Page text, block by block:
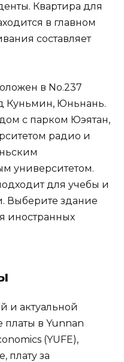
Квартира для
в главном
составляет
в No.237
Куньмин, Юньнань.
с парком Юэятан,
радио и
университетом.
для учебы и
Выберите здание
иностранных
и актуальной
платы в Yunnan
(YUFE),
плату за